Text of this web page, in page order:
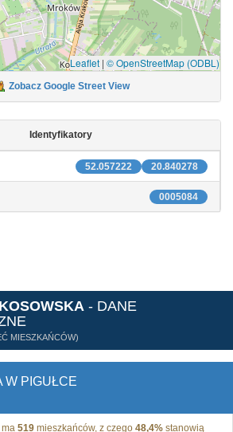
Leaflet | © OpenStreetMap (ODBL)
Zobacz Google Street View
Identyfikatory
20.840278
52.057222
0005084
- DANE
MIESZKAŃCÓW)
W PIGUŁCE
519 mieszkańców, z czego 48,4% stanowią